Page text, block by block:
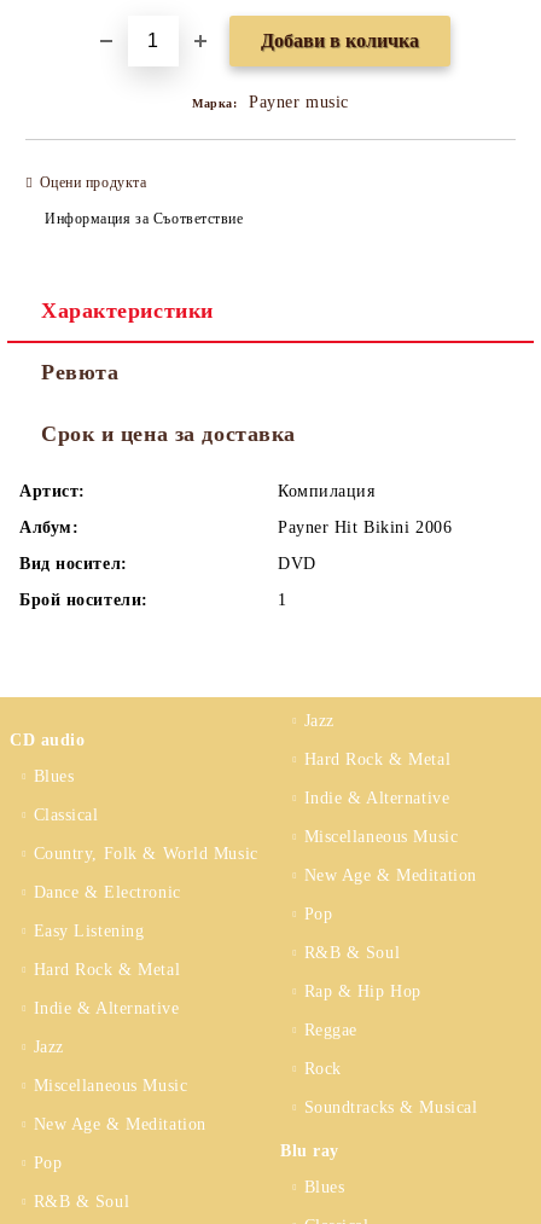
Марка: Payner music
Оцени продукта
Информация за Съответствие
Характеристики
Ревюта
Срок и цена за доставка
Артист:
Компилация
Албум:
Payner Hit Bikini 2006
Вид носител:
DVD
Брой носители:
1
CD audio
Blues
Classical
Country, Folk & World Music
Dance & Electronic
Easy Listening
Hard Rock & Metal
Indie & Alternative
Jazz
Miscellaneous Music
New Age & Meditation
Pop
R&B & Soul
Jazz
Hard Rock & Metal
Indie & Alternative
Miscellaneous Music
New Age & Meditation
Pop
R&B & Soul
Rap & Hip Hop
Reggae
Rock
Soundtracks & Musical
Blu ray
Blues